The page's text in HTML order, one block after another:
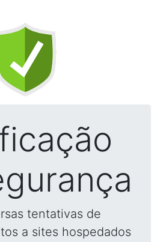
tentativas de
a sites hospedados